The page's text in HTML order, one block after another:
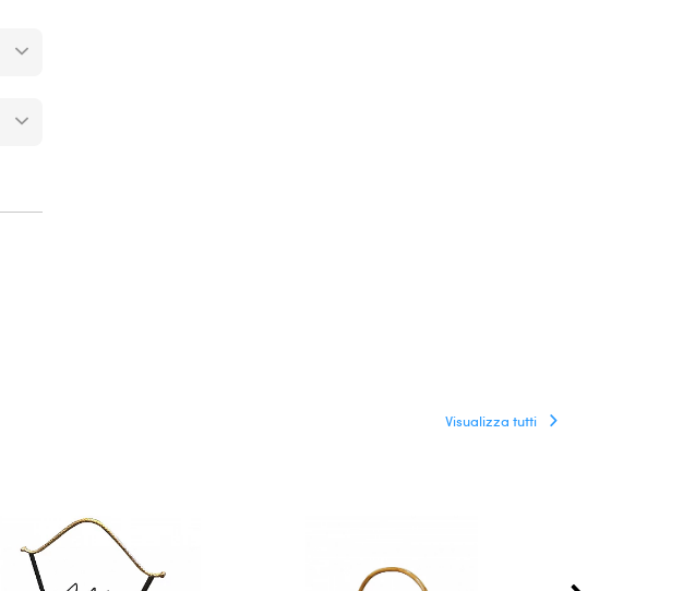
Visualizza tutti